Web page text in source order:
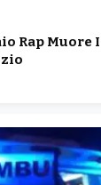
Rap Muore